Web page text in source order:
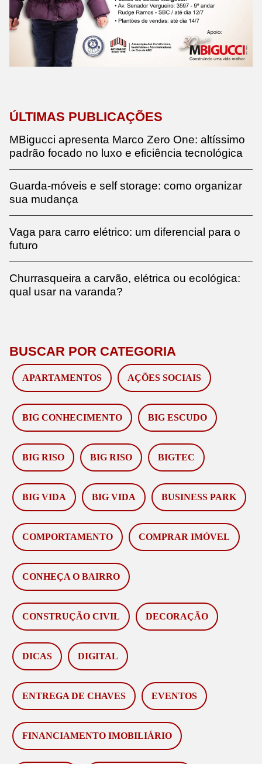
ÚLTIMAS PUBLICAÇÕES
MBigucci apresenta Marco Zero One: altíssimo
padrão focado no luxo e eficiência tecnológica
Guarda-móveis e self storage: como organizar
sua mudança
Vaga para carro elétrico: um diferencial para o
futuro
Churrasqueira a carvão, elétrica ou ecológica:
qual usar na varanda?
BUSCAR POR CATEGORIA
APARTAMENTOS AÇÕES SOCIAIS
BIG CONHECIMENTO BIG ESCUDO
BIG RISO BIG RISO BIGTEC
BIG VIDA BIG VIDA BUSINESS PARK
COMPORTAMENTO COMPRAR IMÓVEL
CONHEÇA O BAIRRO
CONSTRUÇÃO CIVIL DECORAÇÃO
DICAS DIGITAL
ENTREGA DE CHAVES EVENTOS
FINANCIAMENTO IMOBILIÁRIO